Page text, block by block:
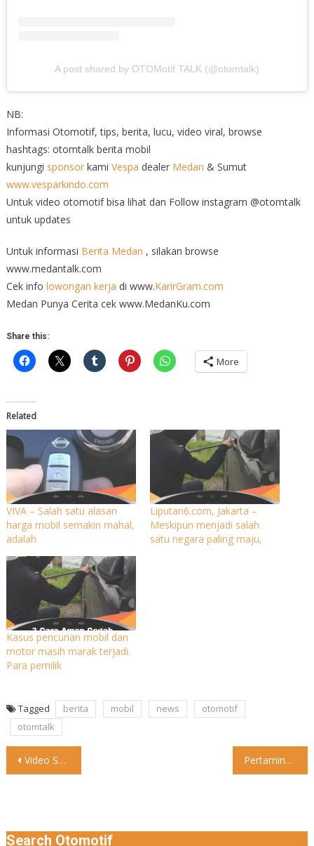
A post shared by OTOMotif TALK (@otomtalk)
NB:
Informasi Otomotif, tips, berita, lucu, video viral, browse
hashtags: otomtalk berita mobil
kunjungi sponsorkami Vespa dealer Medan & Sumut
www.vesparkindo.com
Untuk video otomotif bisa lihat dan Follow instagram @otomtalk
untuk updates
Untuk informasi Berita Medan , silakan browse
www.medantalk.com
Cek info lowongan kerja di www.KarirGram.com
Medan Punya Cerita cek www.MedanKu.com
Share this:
More
Related
VIVA – Salah satu alasan
harga mobil semakin mahal,
adalah
Liputan6.com, Jakarta –
Meskipun menjadi salah
satu negara paling maju,
Kasus pencurian mobil dan
motor masih marak terjadi.
Para pemilik
Tagged berita mobil news
otomotif
otomtalk
Post
Video Sakit nggak tuh? #otomtalk #lucu #sepedamotor Pertamina Siap Bikin Baterai Kendaraan Listrik Tren penggunaan kendaraan listrik
Search Otomotif